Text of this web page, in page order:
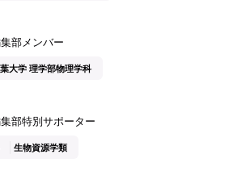
部メンバー
大学 理学部物理学科
部特別サポーター
生物資源学類